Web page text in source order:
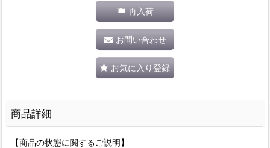
再入荷
お問い合わせ
お気に入り登録
商品詳細
【商品の状態に関するご説明】